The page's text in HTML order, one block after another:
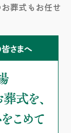
葬式もお任せ